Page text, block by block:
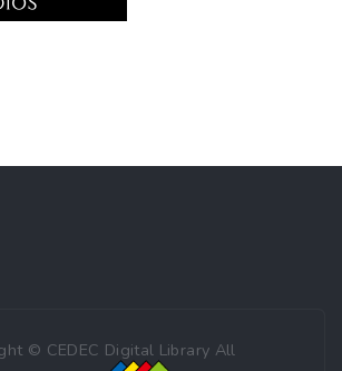
© CEDEC Digital Library All